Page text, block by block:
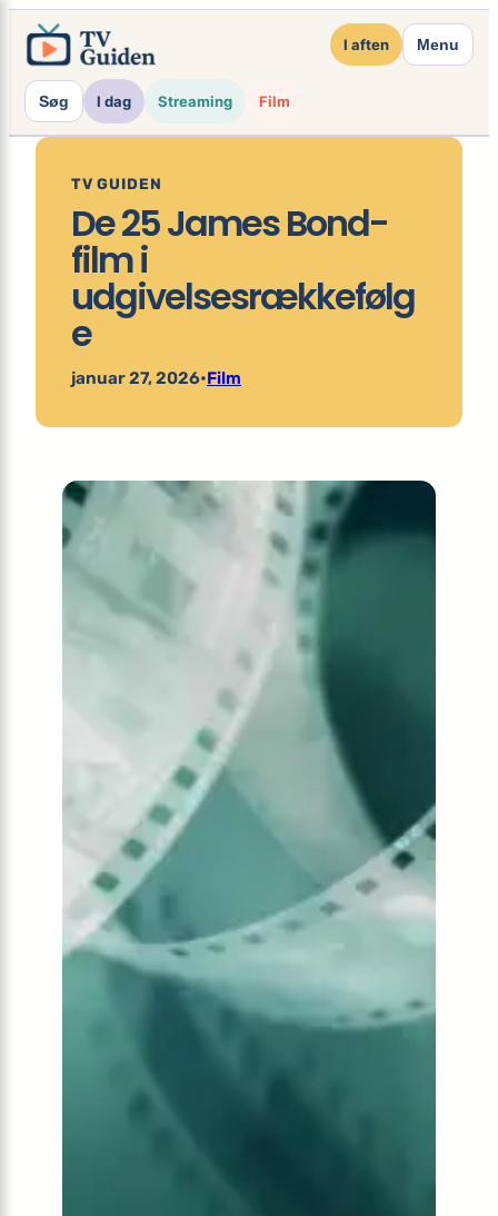
Spring
indhold
I aften Menu
Søg I dag Streaming Film
TV GUIDEN
De 25 James Bond-
film i
udgivelsesrækkefølg
e
januar 27, 2026•Film